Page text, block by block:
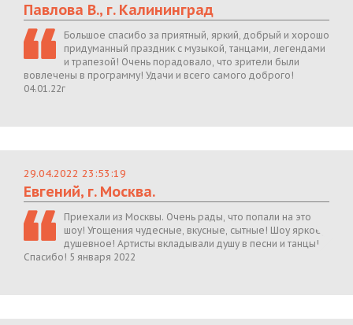
Павлова В., г. Калининград
Большое спасибо за приятный, яркий, добрый и хорошо
придуманный праздник с музыкой, танцами, легендами
и трапезой! Очень порадовало, что зрители были
вовлечены в программу! Удачи и всего самого доброго!
04.01.22г
29.04.2022 23:53:19
Евгений, г. Москва.
Приехали из Москвы. Очень рады, что попали на это
шоу! Угощения чудесные, вкусные, сытные! Шоу яркое,
душевное! Артисты вкладывали душу в песни и танцы!
Спасибо! 5 января 2022